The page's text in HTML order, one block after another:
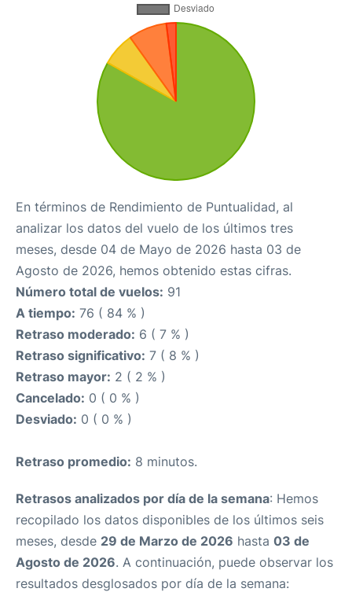
En términos de Rendimiento de Puntualidad, al
analizar los datos del vuelo de los últimos tres
meses, desde 04 de Mayo de 2026 hasta 03 de
Agosto de 2026, hemos obtenido estas cifras.
Número total de vuelos: 91
A tiempo: 76 ( 84 % )
Retraso moderado: 6 ( 7 % )
Retraso significativo: 7 ( 8 % )
Retraso mayor: 2 ( 2 % )
Cancelado: 0 ( 0 % )
Desviado: 0 ( 0 % )
Retraso promedio: 8 minutos.
Retrasos analizados por día de la semana: Hemos
recopilado los datos disponibles de los últimos seis
meses, desde 29 de Marzo de 2026 hasta 03 de
Agosto de 2026. A continuación, puede observar los
resultados desglosados por día de la semana: